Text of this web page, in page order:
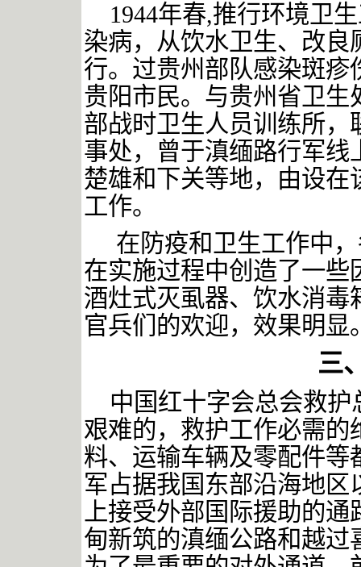
1944年春,推行环境卫
染病，从饮水卫生、改
行。过贵州部队感染斑
贵阳市民。与贵州省卫
部战时卫生人员训练所，
事处，曾于滇缅路行军线
楚雄和下关等地，由设
工作。
在防疫和卫生工作中
在实施过程中创造了一
酒灶式灭虱器、饮水消
官兵们的欢迎，效果明显
三
中国红十字会总会救
艰难的，救护工作必需
料、运输车辆及零配件
军占据我国东部沿海地
上接受外部国际援助的
甸新筑的滇缅公路和越